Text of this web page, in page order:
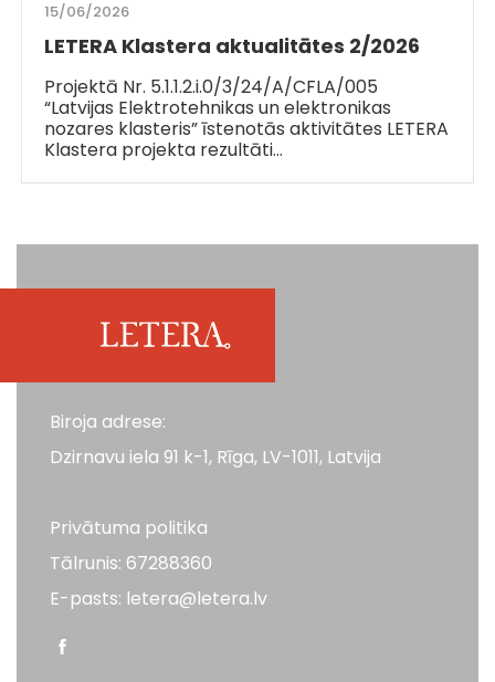
15/06/2026
LETERA Klastera aktualitātes 2/2026
Projektā Nr. 5.1.1.2.i.0/3/24/A/CFLA/005
“Latvijas Elektrotehnikas un elektronikas
nozares klasteris” īstenotās aktivitātes LETERA
Klastera projekta rezultāti…
Biroja adrese:
Dzirnavu iela 91 k-1, Rīga, LV-1011, Latvija
Privātuma politika
Tālrunis: 67288360
E-pasts: letera@letera.lv